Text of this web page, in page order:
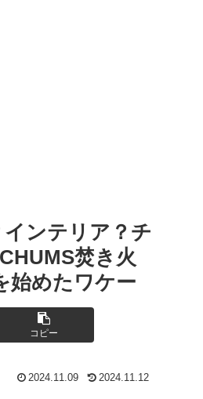
インテリア？チ
焚き火
始めたワケー
コピー
2024.11.09 2024.11.12